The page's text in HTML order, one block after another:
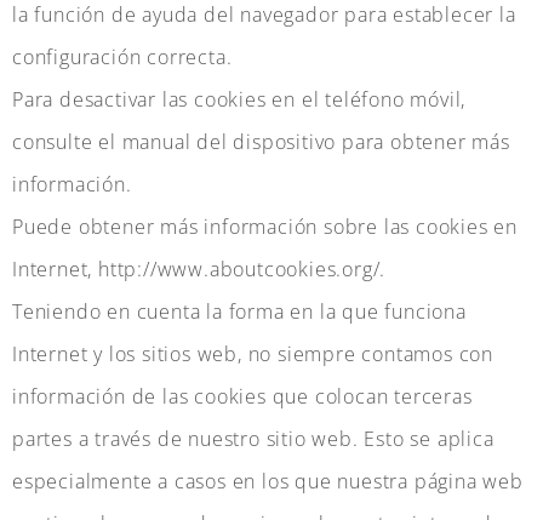
la función de ayuda del navegador para establecer la
configuración correcta.
Para desactivar las cookies en el teléfono móvil,
consulte el manual del dispositivo para obtener más
información.
Puede obtener más información sobre las cookies en
Internet, http://www.aboutcookies.org/.
Teniendo en cuenta la forma en la que funciona
Internet y los sitios web, no siempre contamos con
información de las cookies que colocan terceras
partes a través de nuestro sitio web. Esto se aplica
especialmente a casos en los que nuestra página web